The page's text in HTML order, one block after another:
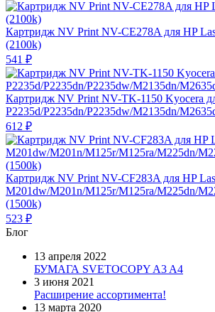
Картридж NV Print NV-CE278A для HP
(2100k)
541 ₽
Картридж NV Print NV-TK-1150 Kyocera
P2235d/P2235dn/P2235dw/M2135dn/
612 ₽
Картридж NV Print NV-CF283A для HP
M201dw/M201n/M125r/M125ra/M225dn/
(1500k)
523 ₽
Блог
13 апреля 2022
БУМАГА SVETOCOPY A3 A4
3 июня 2021
Расширение ассортимента!
13 марта 2020